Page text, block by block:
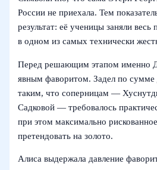
России не приехала. Тем
результат: её ученицы заняли весь
в одном из самых технически
Перед решающим этапом именно
явным фаворитом. Задел по сумме
таким, что соперницам —
Садковой — требовалось
при этом максимально
претендовать на золото.
Алиса выдержала давление